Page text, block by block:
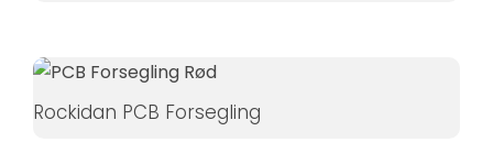
Rockidan PCB Forsegling